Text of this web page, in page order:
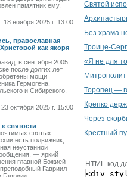
памятник ему.
18 ноября 2025 г. 13:00
православная
как якоря
в сентябре 2005
после долгих лет
мощи
Гермогена,
и Сибирского.
23 октября 2025 г. 15:00
святости
святых
есть подвижник,
неустанной
— яркий
главной Божией
Гавриил
Святой
Без храма
Троице-
«Я не для
Торопец —
Крепко
Через
Крестный
HTML-код